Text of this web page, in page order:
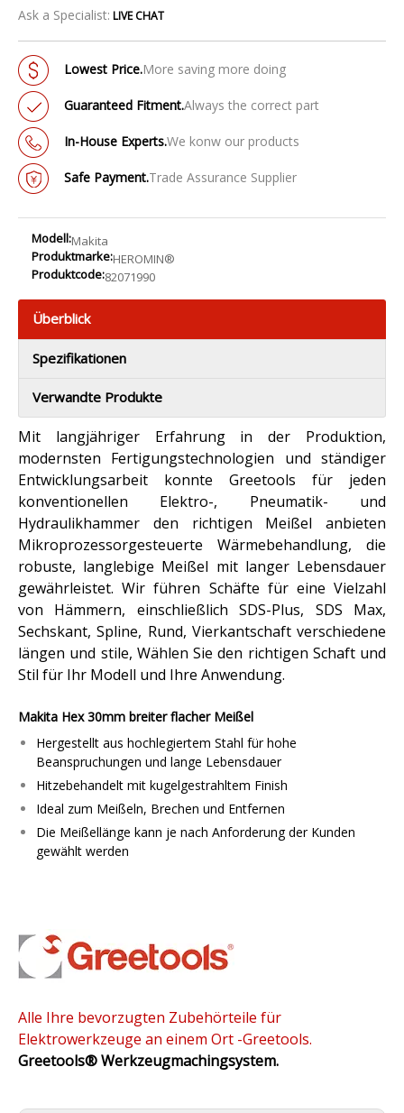
Ask a Specialist: LIVE CHAT
Lowest Price.More saving more doing
Guaranteed Fitment.Always the correct part
In-House Experts.We konw our products
Safe Payment.Trade Assurance Supplier
Modell:Makita
Produktmarke:HEROMIN®
Produktcode:82071990
Überblick
Spezifikationen
Verwandte Produkte
Mit langjähriger Erfahrung in der Produktion,
modernsten Fertigungstechnologien und ständiger
Entwicklungsarbeit konnte Greetools für jeden
konventionellen Elektro-, Pneumatik- und
Hydraulikhammer den richtigen Meißel anbieten
Mikroprozessorgesteuerte Wärmebehandlung, die
robuste, langlebige Meißel mit langer Lebensdauer
gewährleistet. Wir führen Schäfte für eine Vielzahl
von Hämmern, einschließlich SDS-Plus, SDS Max,
Sechskant, Spline, Rund, Vierkantschaft verschiedene
längen und stile, Wählen Sie den richtigen Schaft und
Stil für Ihr Modell und Ihre Anwendung.
Makita Hex 30mm breiter flacher Meißel
Hergestellt aus hochlegiertem Stahl für hohe
Beanspruchungen und lange Lebensdauer
Hitzebehandelt mit kugelgestrahltem Finish
Ideal zum Meißeln, Brechen und Entfernen
Die Meißellänge kann je nach Anforderung der Kunden
gewählt werden
Alle Ihre bevorzugten Zubehörteile für
Elektrowerkzeuge an einem Ort -Greetools.
Greetools®Werkzeugmachingsystem.